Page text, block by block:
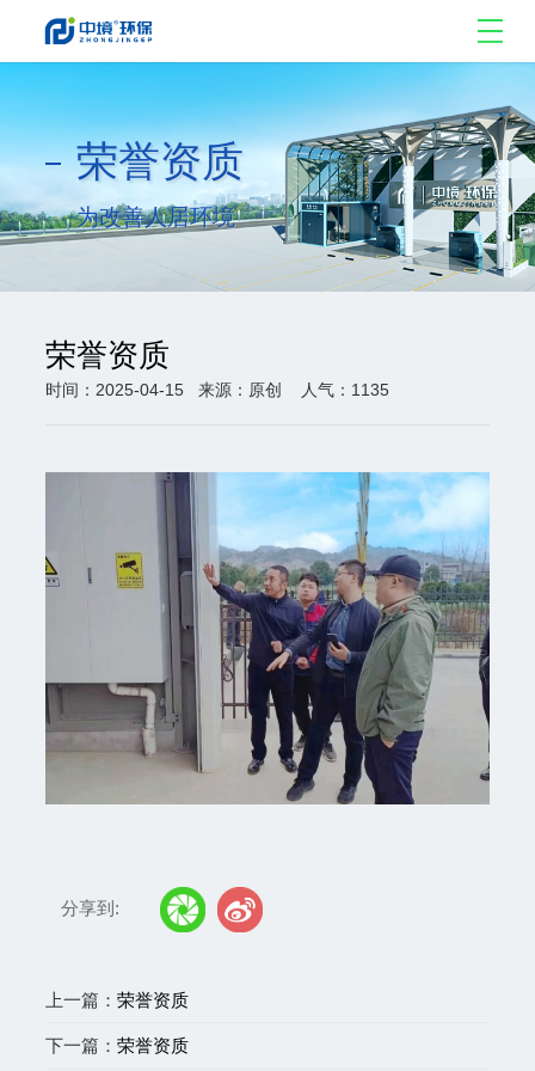
荣誉资质
为改善人居环境
荣誉资质
时间：2025-04-15 来源：原创 人气：1135
分享到:
上一篇：荣誉资质
下一篇：荣誉资质